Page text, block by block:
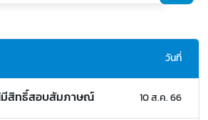
วันที่
มีสิทธิ์สอบสัมภาษณ์ 10 ส.ค. 66